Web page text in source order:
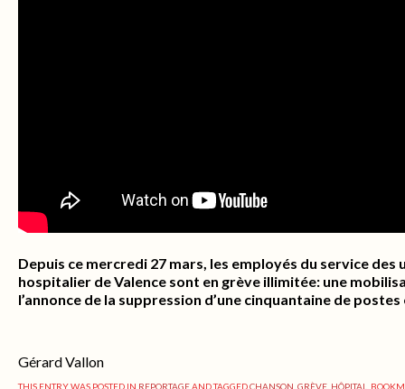
Depuis ce mercredi 27 mars, les employés du service des
hospitalier de Valence sont en grève illimitée: une
l’annonce de la suppression d’une cinquantaine de
Gérard Vallon
THIS ENTRY WAS POSTED IN REPORTAGEAND TAGGEDCHANSON GRÈVE HÔPITAL .